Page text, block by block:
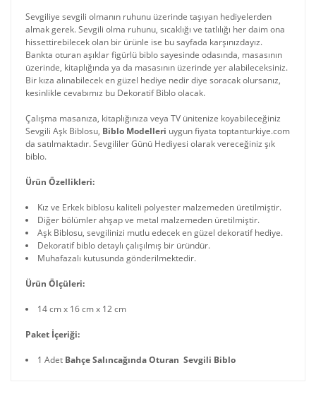
Sevgiliye sevgili olmanın ruhunu üzerinde taşıyan hediyelerden
almak gerek. Sevgili olma ruhunu, sıcaklığı ve tatlılığı her daim ona
hissettirebilecek olan bir ürünle ise bu sayfada karşınızdayız.
Bankta oturan aşıklar figürlü biblo sayesinde odasında, masasının
üzerinde, kitaplığında ya da masasının üzerinde yer alabileceksiniz.
Bir kıza alınabilecek en güzel hediye nedir diye soracak olursanız,
kesinlikle cevabımız bu Dekoratif Biblo olacak.
Çalışma masanıza, kitaplığınıza veya TV ünitenize koyabileceğiniz
Sevgili Aşk Biblosu, Biblo Modelleri uygun fiyata toptanturkiye.com
da satılmaktadır. Sevgililer Günü Hediyesi olarak vereceğiniz şık
biblo.
Ürün Özellikleri:
Kız ve Erkek biblosu kaliteli polyester malzemeden üretilmiştir.
Diğer bölümler ahşap ve metal malzemeden üretilmiştir.
Aşk Biblosu, sevgilinizi mutlu edecek en güzel dekoratif hediye.
Dekoratif biblo detaylı çalışılmış bir üründür.
Muhafazalı kutusunda gönderilmektedir.
Ürün Ölçüleri:
14 cm x 16 cm x 12 cm
Paket İçeriği:
1 Adet Bahçe Salıncağında Oturan Sevgili Biblo